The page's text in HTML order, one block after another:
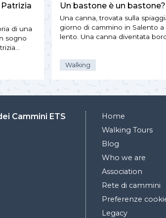
di una
sogno
Un bastone è un bastone?
Una canna, trovata sulla
giorno di cammino in Salento a
lento. Una canna diventata
Walking
Cammini ETS
Home
Walking Tours
Blog
Who we are
Association
Rete di cammini
Preferenze
Legacy